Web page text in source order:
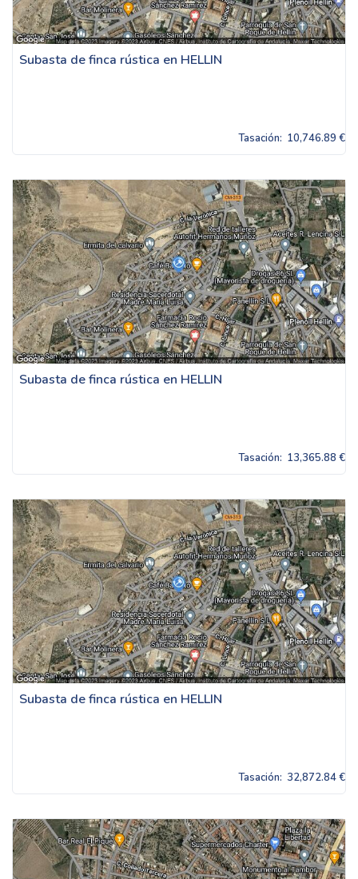
Subasta de finca rústica en HELLIN
Tasación: 10,746.89 €
Subasta de finca rústica en HELLIN
Tasación: 13,365.88 €
Subasta de finca rústica en HELLIN
Tasación: 32,872.84 €